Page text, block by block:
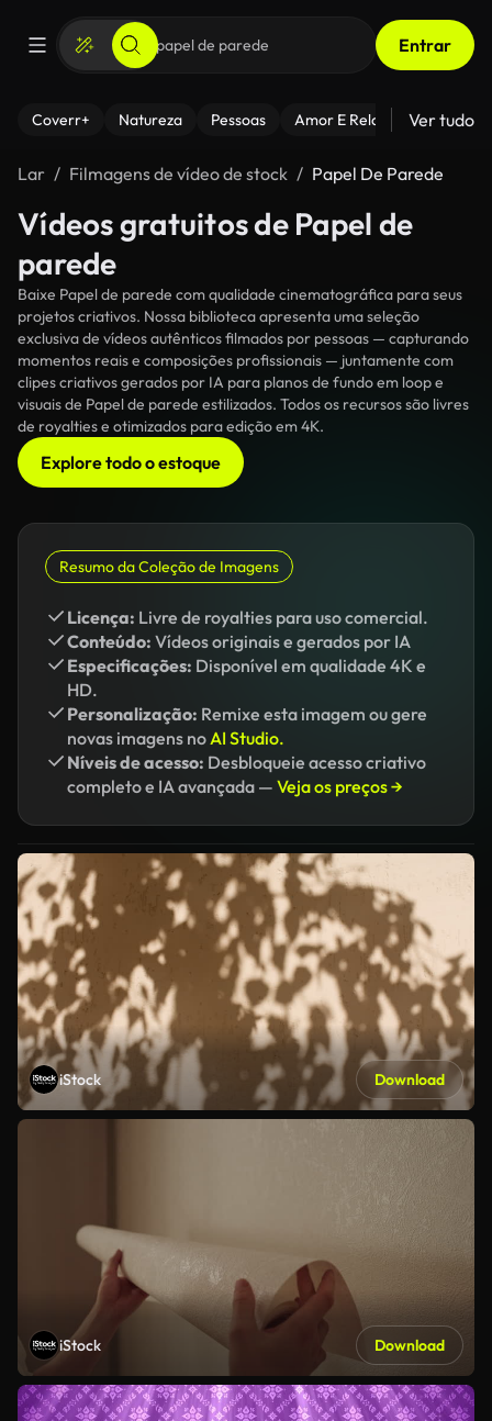
Entrar
Coverr+ Natureza Pessoas Amor E Relacionamentos
Ver tudo
Lar Filmagens de vídeo de stock Papel De Parede
Vídeos gratuitos de Papel de
parede
Baixe Papel de parede com qualidade cinematográfica para seus
projetos criativos. Nossa biblioteca apresenta uma seleção
exclusiva de vídeos autênticos filmados por pessoas — capturando
momentos reais e composições profissionais — juntamente com
clipes criativos gerados por IA para planos de fundo em loop e
visuais de Papel de parede estilizados. Todos os recursos são livres
de royalties e otimizados para edição em 4K.
Explore todo o estoque
Resumo da Coleção de Imagens
Licença: Livre de royalties para uso comercial.
Conteúdo: Vídeos originais e gerados por IA
Especificações: Disponível em qualidade 4K e
HD.
Personalização: Remixe esta imagem ou gere
novas imagens noAI Studio.
Níveis de acesso: Desbloqueie acesso criativo
completo e IA avançada — Veja os preços →
iStock Download
iStock Download